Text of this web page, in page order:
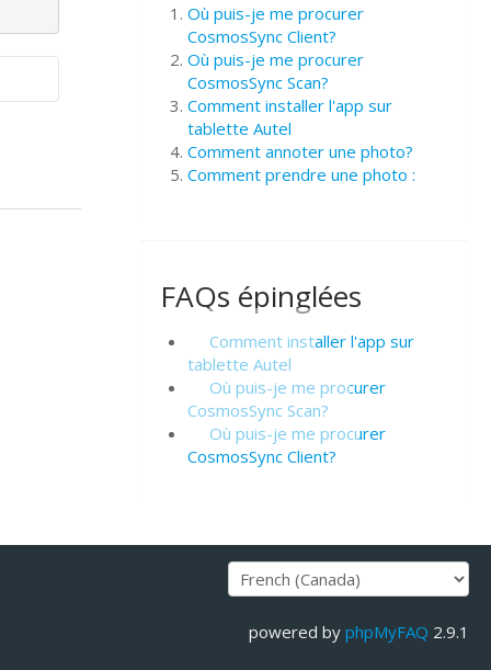
Où puis-je me procurer
CosmosSync Client?
Où puis-je me procurer
CosmosSync Scan?
Comment installer l'app sur
tablette Autel
Comment annoter une photo?
Comment prendre une photo :
FAQs épinglées
Comment installer l'app sur
tablette Autel
Où puis-je me procurer
CosmosSync Scan?
Où puis-je me procurer
CosmosSync Client?
powered by phpMyFAQ 2.9.1